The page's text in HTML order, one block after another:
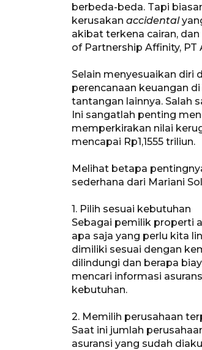
berbeda-beda. Tapi
kerusakan accidental
akibat terkena cairan,
of Partnership Affinity, PT
Selain menyesuaikan diri
perencanaan keuangan
tantangan lainnya. Salah
Ini sangatlah penting
memperkirakan nilai
mencapai Rp1,1555 triliun.
Melihat betapa
sederhana dari Mariani
1. Pilih sesuai kebutuhan
Sebagai pemilik properti
apa saja yang perlu kita
dimiliki sesuai dengan
dilindungi dan berapa
mencari informasi
kebutuhan.
2. Memilih perusahaan
Saat ini jumlah
asuransi yang sudah